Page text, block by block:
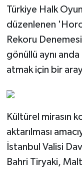
Türkiye Halk
düzenlenen
Rekoru
gönüllü aynı
atmak için bir
Kültürel mirasın
aktarılması
İstanbul Valisi
Bahri Tiryaki,